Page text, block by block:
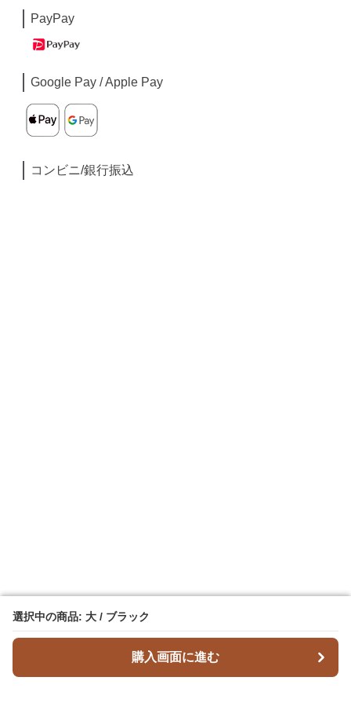
選択中の商品: 大 / ブラック
購入画面に進む
選択中の商品: 大 / ブラック
購入画面に進む
PayPay
Google Pay / Apple Pay
コンビニ/銀行振込